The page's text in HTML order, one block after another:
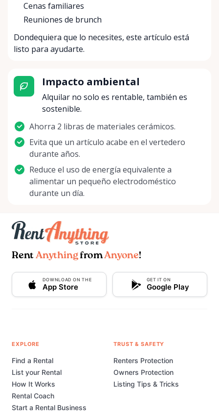
Cenas familiares
Reuniones de brunch
Dondequiera que lo necesites, este artículo está
listo para ayudarte.
Impacto ambiental
Alquilar no solo es rentable, también es
sostenible.
Ahorra 2 libras de materiales cerámicos.
Evita que un artículo acabe en el vertedero
durante años.
Reduce el uso de energía equivalente a
alimentar un pequeño electrodoméstico
durante un día.
Rent AnythingfromAnyone!
DOWNLOAD ON THE
App Store
GET IT ON
Google Play
EXPLORE
Find a Rental
List your Rental
How It Works
Rental Coach
Start a Rental Business
TRUST & SAFETY
Renters Protection
Owners Protection
Listing Tips & Tricks